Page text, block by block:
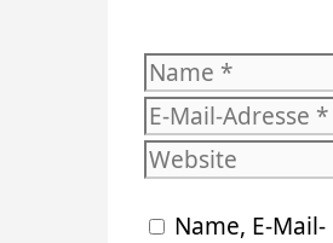
Name
E-
Mail-
Website
Name, E-Mail-